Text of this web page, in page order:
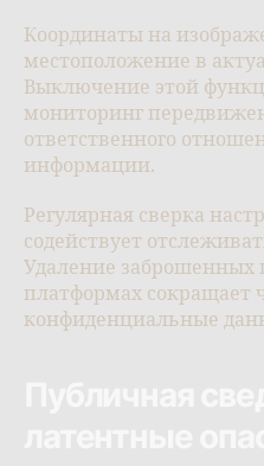
Координаты на
местоположение в
Выключение этой
мониторинг
ответственного
информации.
Регулярная сверка
содействует
Удаление заброшенных
платформах сокращает
конфиденциальные